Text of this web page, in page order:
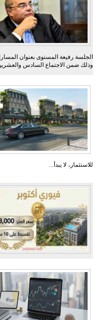
الجلسة رفيعة المستوى بعنوان
وذلك ضمن الاجتماع السادس
للاستثمار، لا يبدأ...